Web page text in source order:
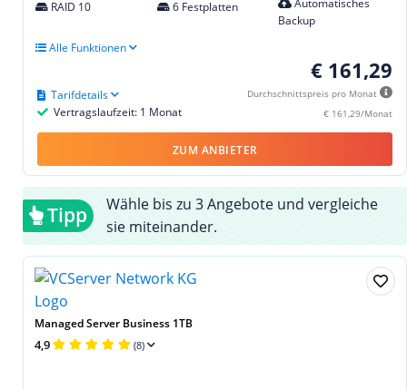
RAID 10 6 Festplatten
Backup
Alle Funktionen
€ 161,29
Durchschnittspreis pro Monat
€ 161,29/Monat
Vertragslaufzeit: 1 Monat
Tarifdetails
ZUM ANBIETER
Tipp
Wähle bis zu 3 Angebote und vergleiche
sie miteinander.
Managed Server Business 1TB
4,9 (8)